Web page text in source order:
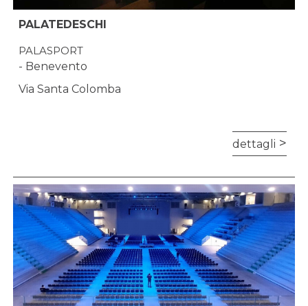
PALATEDESCHI
PALASPORT
- Benevento
Via Santa Colomba
dettagli